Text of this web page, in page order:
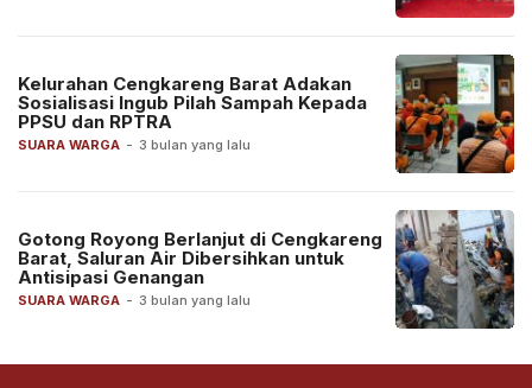
SUARA WARGA - 3 bulan yang lalu
Kelurahan Cengkareng Barat Adakan
Sosialisasi Ingub Pilah Sampah Kepada
PPSU dan RPTRA
SUARA WARGA - 3 bulan yang lalu
Gotong Royong Berlanjut di Cengkareng
Barat, Saluran Air Dibersihkan untuk
Antisipasi Genangan